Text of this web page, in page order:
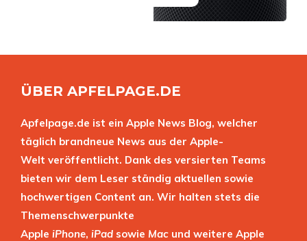
ÜBER APFELPAGE.DE
Apfelpage.de ist ein Apple News Blog, welcher
täglich brandneue News aus der Apple-
Welt veröffentlicht. Dank des versierten Teams
bieten wir dem Leser ständig aktuellen sowie
hochwertigen Content an. Wir halten stets die
Themenschwerpunkte
Apple iPhone, iPad sowie Mac und weitere Apple